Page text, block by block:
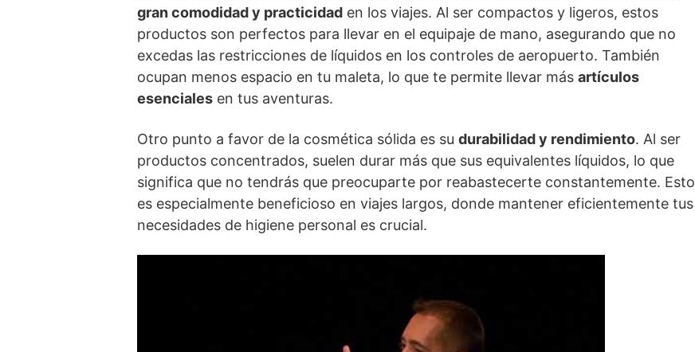
gran comodidad y practicidad en los viajes. Al ser compactos y ligeros, estos
productos son perfectos para llevar en el equipaje de mano, asegurando que no
excedas las restricciones de líquidos en los controles de aeropuerto. También
ocupan menos espacio en tu maleta, lo que te permite llevar más artículos
esenciales en tus aventuras.
Otro punto a favor de la cosmética sólida es su durabilidad y rendimiento. Al ser
productos concentrados, suelen durar más que sus equivalentes líquidos, lo que
significa que no tendrás que preocuparte por reabastecerte constantemente. Esto
es especialmente beneficioso en viajes largos, donde mantener eficientemente tus
necesidades de higiene personal es crucial.